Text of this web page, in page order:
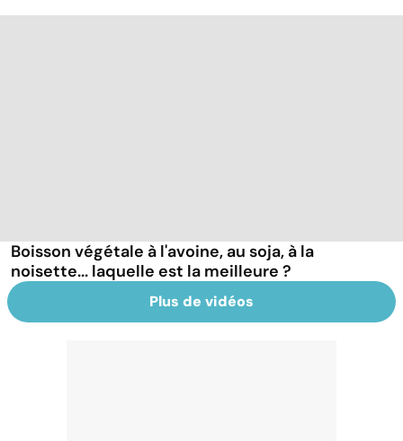
Boisson végétale à l'avoine, au soja, à la
noisette... laquelle est la meilleure ?
Plus de vidéos